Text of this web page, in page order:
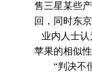
售三星某些
回，同时东
业内人士认
苹果的相似
“判决不但